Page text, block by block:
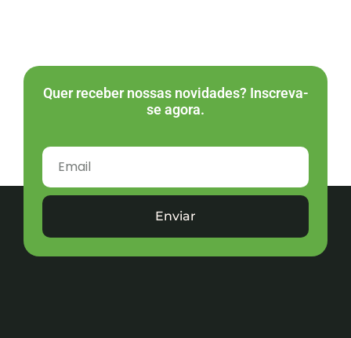
Quer receber nossas novidades? Inscreva-
se agora.
Enviar